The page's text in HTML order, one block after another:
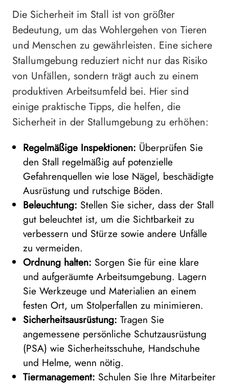
Die Sicherheit im Stall ist von größter
Bedeutung, um das Wohlergehen von Tieren
und Menschen zu gewährleisten. Eine sichere
Stallumgebung reduziert nicht nur das Risiko
von Unfällen, sondern trägt auch zu einem
produktiven Arbeitsumfeld bei. Hier sind
einige praktische Tipps, die helfen, die
Sicherheit in der Stallumgebung zu erhöhen:
Regelmäßige Inspektionen: Überprüfen Sie
den Stall regelmäßig auf potenzielle
Gefahrenquellen wie lose Nägel, beschädigte
Ausrüstung und rutschige Böden.
Beleuchtung: Stellen Sie sicher, dass der Stall
gut beleuchtet ist, um die Sichtbarkeit zu
verbessern und Stürze sowie andere Unfälle
zu vermeiden.
Ordnung halten: Sorgen Sie für eine klare
und aufgeräumte Arbeitsumgebung. Lagern
Sie Werkzeuge und Materialien an einem
festen Ort, um Stolperfallen zu minimieren.
Sicherheitsausrüstung: Tragen Sie
angemessene persönliche Schutzausrüstung
(PSA) wie Sicherheitsschuhe, Handschuhe
und Helme, wenn nötig.
Tiermanagement: Schulen Sie Ihre Mitarbeiter